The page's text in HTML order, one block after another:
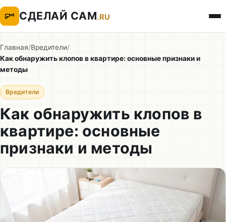
СДЕЛАЙ САМ.RU
Главная/Вредители/
Как обнаружить клопов в квартире: основные признаки и
методы
Вредители
Как обнаружить клопов в
квартире: основные
признаки и методы